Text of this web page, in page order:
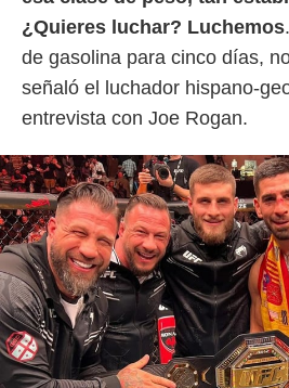
¿Quieres luchar? Luchemos
de gasolina para cinco días,
señaló el luchador hispano-
entrevista con Joe Rogan.